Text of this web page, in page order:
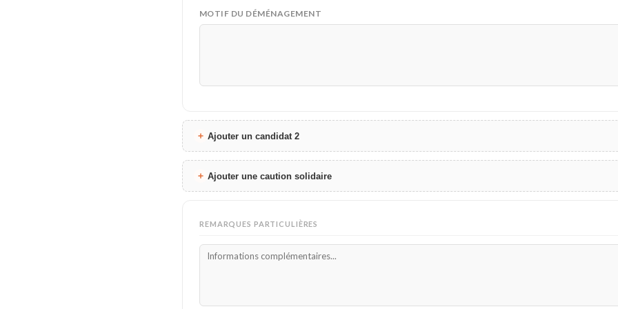
MOTIF DU DÉMÉNAGEMENT
Ajouter un candidat 2
Ajouter une caution solidaire
REMARQUES PARTICULIÈRES